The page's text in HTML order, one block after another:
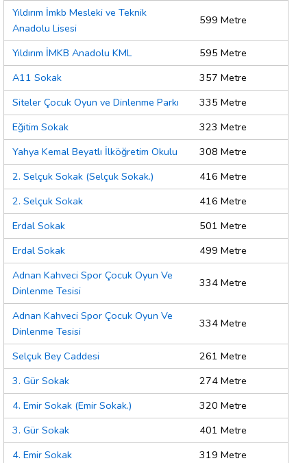
Yıldırım İmkb Mesleki ve Teknik
Anadolu Lisesi
599 Metre
Yıldırım İMKB Anadolu KML
595 Metre
A11 Sokak
357 Metre
Siteler Çocuk Oyun ve Dinlenme Parkı
335 Metre
Eğitim Sokak
323 Metre
Yahya Kemal Beyatlı İlköğretim Okulu
308 Metre
2. Selçuk Sokak (Selçuk Sokak.)
416 Metre
2. Selçuk Sokak
416 Metre
Erdal Sokak
501 Metre
Erdal Sokak
499 Metre
Adnan Kahveci Spor Çocuk Oyun Ve
Dinlenme Tesisi
334 Metre
Adnan Kahveci Spor Çocuk Oyun Ve
Dinlenme Tesisi
334 Metre
Selçuk Bey Caddesi
261 Metre
3. Gür Sokak
274 Metre
4. Emir Sokak (Emir Sokak.)
320 Metre
3. Gür Sokak
401 Metre
4. Emir Sokak
319 Metre